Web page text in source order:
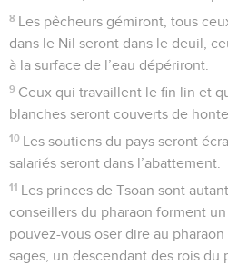
23 Ce jour-là, il y aura une route
Les Assyriens se rendront en
Assyrie, et les Egyptiens serviront
Assyriens.
24 Ce jour-là, Israël sera le
l'Assyrie, à être une bénédiction
L'Eternel, le maître de l’univers,
« Bénis soient l'Egypte, mon
de mes mains, et Israël, mon
Esaïe 20